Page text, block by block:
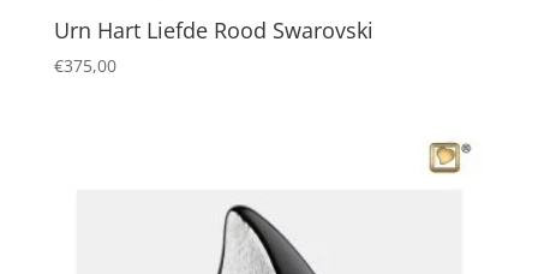
Urn Hart Liefde Rood Swarovski
€375,00